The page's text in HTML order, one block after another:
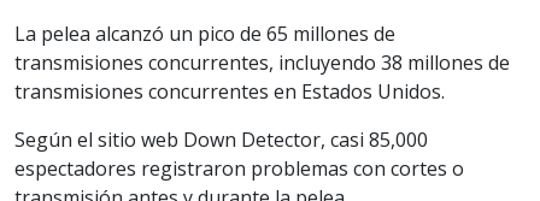
La pelea alcanzó un pico de 65 millones de
transmisiones concurrentes, incluyendo 38 millones de
transmisiones concurrentes en Estados Unidos.
Según el sitio web Down Detector, casi 85,000
espectadores registraron problemas con cortes o